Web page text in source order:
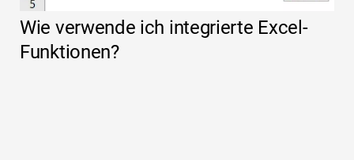
Wie verwende ich integrierte Excel-
Funktionen?